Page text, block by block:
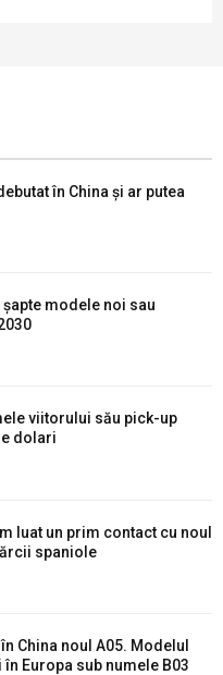
în China și ar putea
modele noi sau
viitorului său pick-up
dolari
luat un prim contact cu noul
spaniole
China noul A05. Modelul
Europa sub numele B03